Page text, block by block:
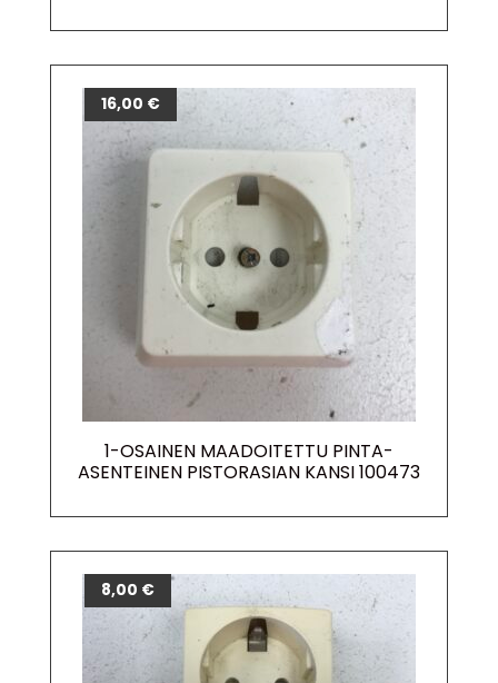
1-OSAINEN MAADOITETTU PINTA-
ASENTEINEN PISTORASIAN KANSI 100473
16,00 €
8,00 €